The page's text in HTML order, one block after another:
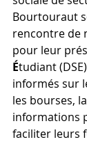
Bourtouraut
rencontre de
pour leur
Étudiant
informés sur
les bourses,
informations
faciliter leurs